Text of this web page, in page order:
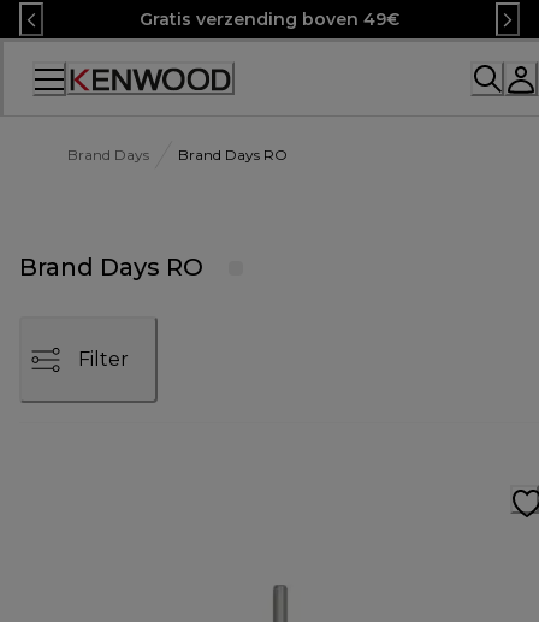
Skip
to
Content
Gratis verzending boven 49€
Accessibility
Brand Days Brand Days RO
Brand Days RO
Filter